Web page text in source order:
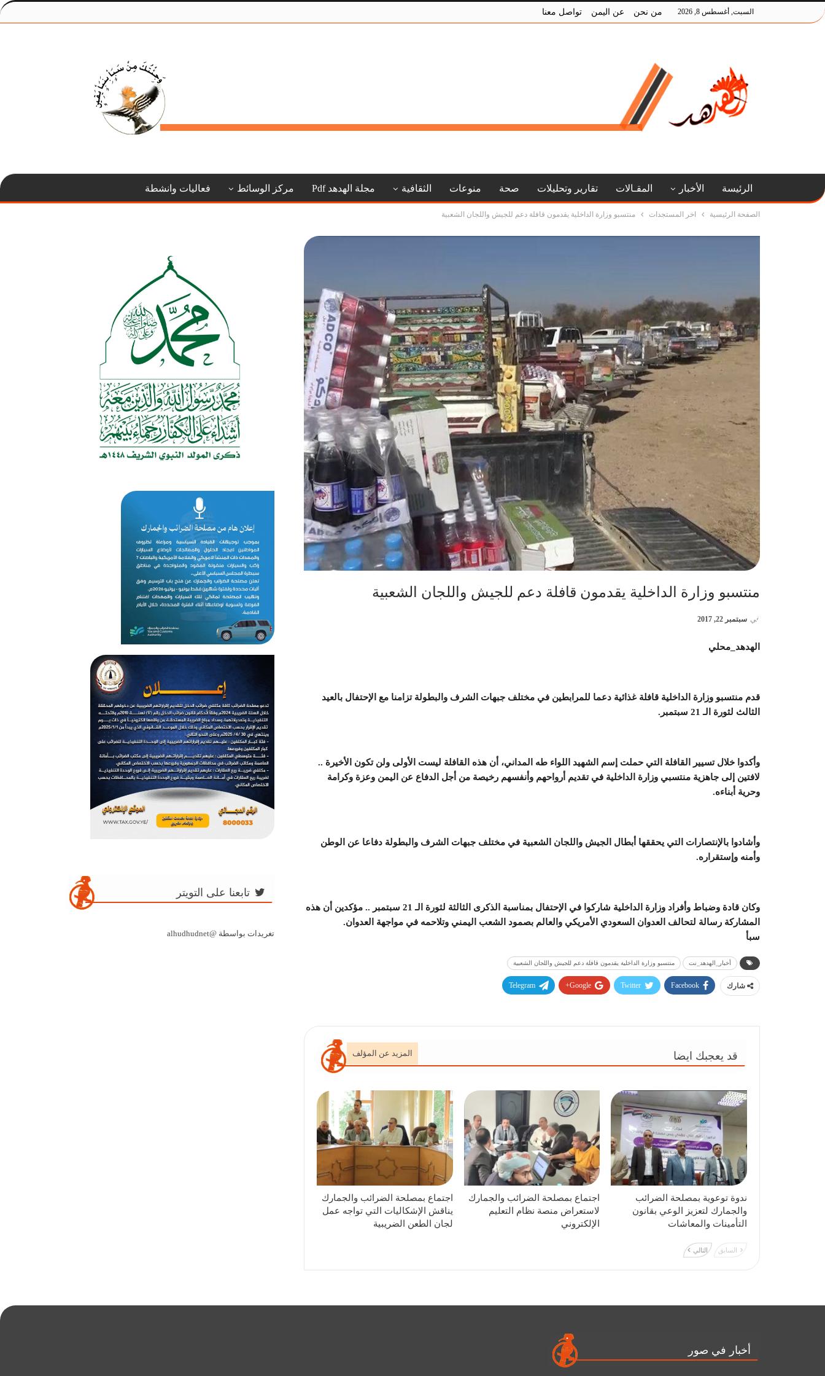
السبت, أغسطس 8, 2026 من نحن عن اليمن تواصل معنا
الرئيسة الأخبار المقـالات تقارير وتحليلات صحة منوعات الثقافية مجلة الهدهد Pdf مركز الوسائط فعاليات وانشطة
الصفحة الرئيسية اخر المستجدات منتسبو وزارة الداخلية يقدمون قافلة دعم للجيش واللجان الشعبية
منتسبو وزارة الداخلية يقدمون قافلة دعم للجيش واللجان الشعبية
في سبتمبر 22, 2017
الهدهد_محلي
قدم منتسبو وزارة الداخلية قافلة غذائية دعما للمرابطين في مختلف جبهات الشرف والبطولة تزامنا مع الإحتفال بالعيد
الثالث لثورة الـ 21 سبتمبر.
وأكدوا خلال تسيير القافلة التي حملت إسم الشهيد اللواء طه المداني، أن هذه القافلة ليست الأولى ولن تكون الأخيرة ..
لافتين إلى جاهزية منتسبي وزارة الداخلية في تقديم أرواحهم وأنفسهم رخيصة من أجل الدفاع عن اليمن وعزة وكرامة
وحرية أبناءه.
وأشادوا بالإنتصارات التي يحققها أبطال الجيش واللجان الشعبية في مختلف جبهات الشرف والبطولة دفاعا عن الوطن
وأمنه وإستقراره.
وكان قادة وضباط وأفراد وزارة الداخلية شاركوا في الإحتفال بمناسبة الذكرى الثالثة لثورة الـ 21 سبتمبر .. مؤكدين أن هذه
المشاركة رسالة لتحالف العدوان السعودي الأمريكي والعالم بصمود الشعب اليمني وتلاحمه في مواجهة العدوان.
سبأ
أخبار_الهدهد_نت منتسبو وزارة الداخلية يقدمون قافلة دعم للجيش واللجان الشعبية
شارك Facebook
Twitter
Google+
Telegram
قد يعجبك ايضا المزيد عن المؤلف
ندوة توعوية بمصلحة الضرائب
والجمارك لتعزيز الوعي بقانون
التأمينات والمعاشات
اجتماع بمصلحة الضرائب والجمارك
لاستعراض منصة نظام التعليم
الإلكتروني
اجتماع بمصلحة الضرائب والجمارك
يناقش الإشكاليات التي تواجه عمل
لجان الطعن الضريبية
السابق التالي
تابعنا على التويتر
تغريدات بواسطة @alhudhudnet
أخبار في صور